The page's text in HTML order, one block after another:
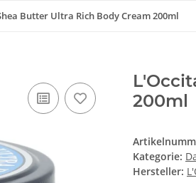
Butter Ultra Rich Body Cream 200ml
200ml
Kategorie:
Hersteller: